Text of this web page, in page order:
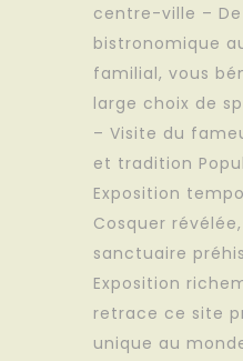
centre-ville – De
bistronomique
familial, vous
large choix de
– Visite du
et tradition
Exposition
Cosquer
sanctuaire
Exposition
retrace ce site
unique au